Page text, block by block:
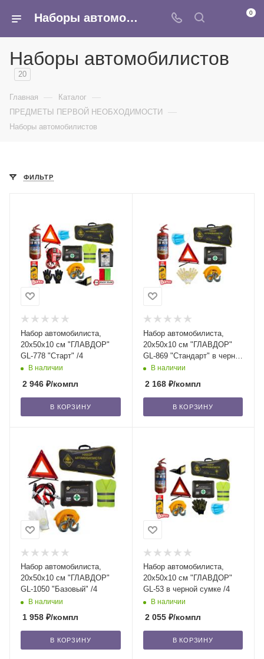
Наборы автомобилистов - купить оптом в интернет-магазине Армина 0
Наборы автомобилистов
20
Главная — Каталог —
ПРЕДМЕТЫ ПЕРВОЙ НЕОБХОДИМОСТИ —
Наборы автомобилистов
ФИЛЬТР
Набор автомобилиста,
20х50х10 см "ГЛАВДОР"
GL-778 "Старт" /4
В наличии
2 946 ₽/компл
В КОРЗИНУ
Набор автомобилиста,
20х50х10 см "ГЛАВДОР"
GL-869 "Стандарт" в черной
сумке /4
В наличии
2 168₽/компл
В КОРЗИНУ
Набор автомобилиста,
20х50х10 см "ГЛАВДОР"
GL-1050 "Базовый" /4
В наличии
1 958 ₽/компл
В КОРЗИНУ
Набор автомобилиста,
20х50х10 см "ГЛАВДОР"
GL-53 в черной сумке /4
В наличии
2 055₽/компл
В КОРЗИНУ